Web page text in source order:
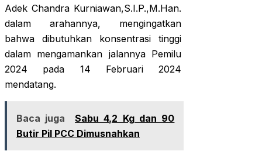
Adek Chandra Kurniawan,S.I.P.,M.Han.
dalam arahannya, mengingatkan
bahwa dibutuhkan konsentrasi tinggi
dalam mengamankan jalannya Pemilu
2024 pada 14 Februari 2024
mendatang.
Baca juga
Sabu 4,2 Kg dan 90
Butir Pil PCC Dimusnahkan